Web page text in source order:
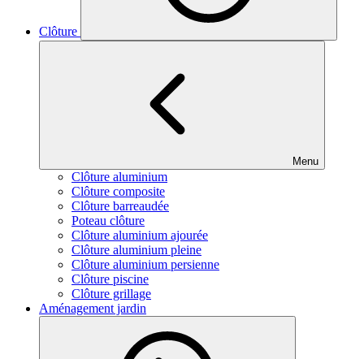
Clôture
Menu
Clôture aluminium
Clôture composite
Clôture barreaudée
Poteau clôture
Clôture aluminium ajourée
Clôture aluminium pleine
Clôture aluminium persienne
Clôture piscine
Clôture grillage
Aménagement jardin